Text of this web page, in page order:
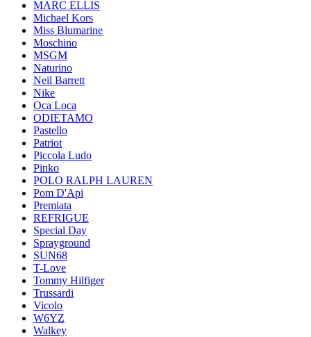
MARC ELLIS
Michael Kors
Miss Blumarine
Moschino
MSGM
Naturino
Neil Barrett
Nike
Oca Loca
ODIETAMO
Pastello
Patriot
Piccola Ludo
Pinko
POLO RALPH LAUREN
Pom D'Api
Premiata
REFRIGUE
Special Day
Sprayground
SUN68
T-Love
Tommy Hilfiger
Trussardi
Vicolo
W6YZ
Walkey